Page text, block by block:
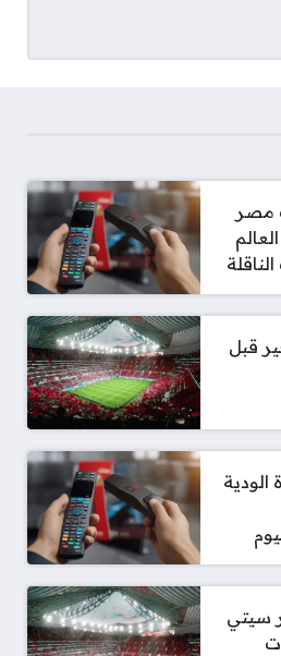
مصر
قبل
الودية
سيتي